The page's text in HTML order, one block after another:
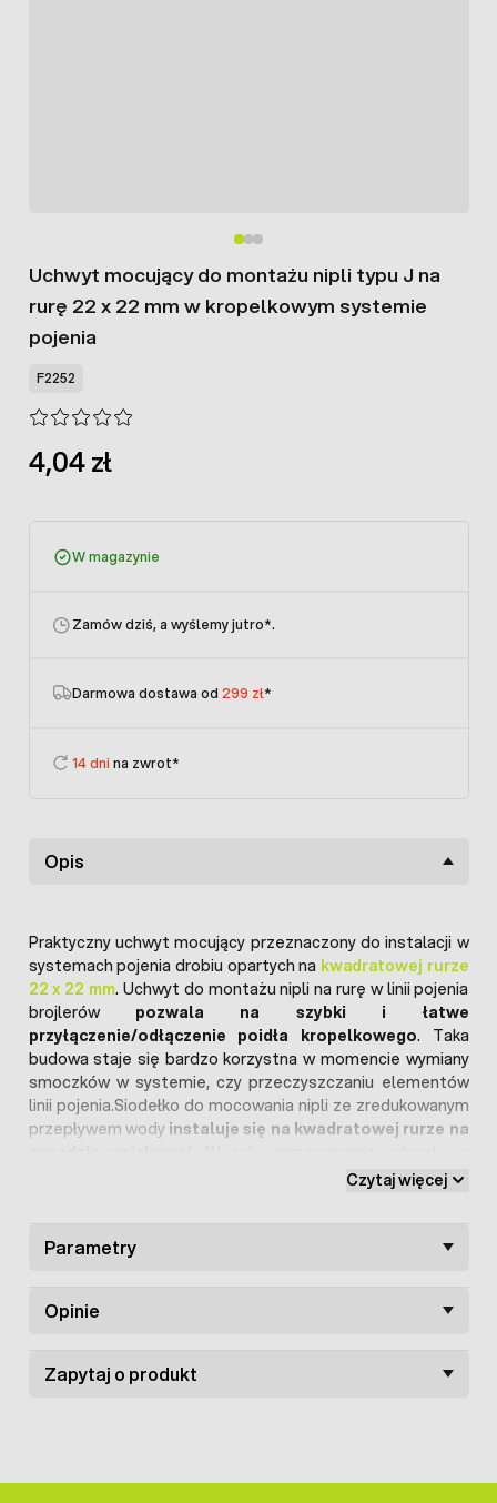
Uchwyt mocujący do montażu nipli typu J na
rurę 22 x 22 mm w kropelkowym systemie
pojenia
F2252
4,04 zł
W magazynie
Zamów dziś, a wyślemy jutro*.
Darmowa dostawa od 299 zł*
14 dni na zwrot*
Opis
Praktyczny uchwyt mocujący przeznaczony do instalacji w
systemach pojenia drobiu opartych na kwadratowej rurze
22 x 22 mm. Uchwyt do montażu nipli na rurę w linii pojenia
brojlerów pozwala na szybki i łatwe
przyłączenie/odłączenie poidła kropelkowego. Taka
budowa staje się bardzo korzystna w momencie wymiany
smoczków w systemie, czy przeczyszczaniu elementów
linii pojenia.Siodełko do mocowania nipli ze zredukowanym
przepływem wody instaluje się na kwadratowej rurze na
rurze 22 x 22 mm należy nagwintować 7 mm otwór służący
wytrzymałego i odpornego tworzywa sztucznego.
przed ewentualnym przeciekaniem.
Czytaj więcej
Parametry
Opinie
Zapytaj o produkt